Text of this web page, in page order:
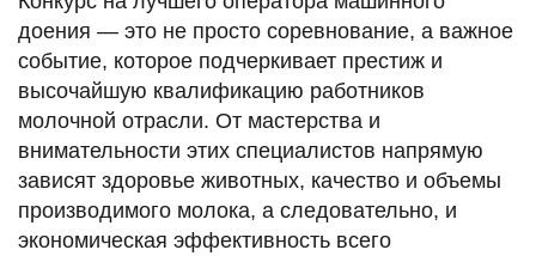
доения — это не просто соревнование, а важное
событие, которое подчеркивает престиж и
высочайшую квалификацию работников
молочной отрасли. От мастерства и
внимательности этих специалистов напрямую
зависят здоровье животных, качество и объемы
производимого молока, а следовательно, и
экономическая эффективность всего